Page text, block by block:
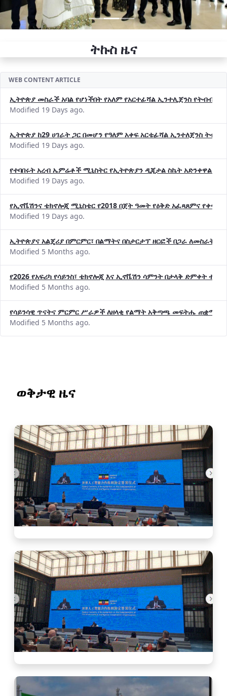
ትኩስ ዜና
WEB CONTENT ARTICLE
ኢትዮጵያ መስራች አባል የሆነችበት የአለም የአርተፊሻል ኢንተሊጀንስ የትብብር
Modified 19 Days ago.
ኢትዮጵያ ከ29 ሀገራት ጋር በመሆን የዓለም አቀፍ አርቴፊሻል ኢንተለጀንስ
Modified 19 Days ago.
የተባበሩት አረብ ኤምሬቶች ሚኒስትር የኢትዮጵያን ዲጂታል ስኬት አድንቀዋል
Modified 19 Days ago.
የኢኖቬሽንና ቴክኖሎጂ ሚኒስቴር የ2018 በጀት ዓመት የዕቅድ አፈጻጸምና
Modified 19 Days ago.
ኢትዮጵያና አልጄሪያ በምርምር፣ በልማትና በስታርታፕ ዘርፎች በጋራ ለመስራት
Modified 5 Months ago.
የ2026 የአፍሪካ የሳይንስ፣ ቴክኖሎጂ እና ኢኖቬሽን ሳምንት በታላቅ ድምቀት
Modified 5 Months ago.
የሳይንሳዊ ጥናትና ምርምር ሥራዎች ለዘላቂ የልማት አቅጣጫ መፍትሔ ጠቋሚ
Modified 5 Months ago.
ወቅታዊ ዜና